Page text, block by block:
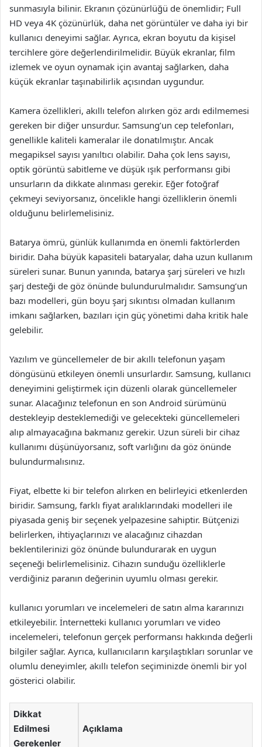
sunmasıyla bilinir. Ekranın çözünürlüğü de önemlidir; Full
HD veya 4K çözünürlük, daha net görüntüler ve daha iyi bir
kullanıcı deneyimi sağlar. Ayrıca, ekran boyutu da kişisel
tercihlere göre değerlendirilmelidir. Büyük ekranlar, film
izlemek ve oyun oynamak için avantaj sağlarken, daha
küçük ekranlar taşınabilirlik açısından uygundur.
Kamera özellikleri, akıllı telefon alırken göz ardı edilmemesi
gereken bir diğer unsurdur. Samsung’un cep telefonları,
genellikle kaliteli kameralar ile donatılmıştır. Ancak
megapiksel sayısı yanıltıcı olabilir. Daha çok lens sayısı,
optik görüntü sabitleme ve düşük ışık performansı gibi
unsurların da dikkate alınması gerekir. Eğer fotoğraf
çekmeyi seviyorsanız, öncelikle hangi özelliklerin önemli
olduğunu belirlemelisiniz.
Batarya ömrü, günlük kullanımda en önemli faktörlerden
biridir. Daha büyük kapasiteli bataryalar, daha uzun kullanım
süreleri sunar. Bunun yanında, batarya şarj süreleri ve hızlı
şarj desteği de göz önünde bulundurulmalıdır. Samsung’un
bazı modelleri, gün boyu şarj sıkıntısı olmadan kullanım
imkanı sağlarken, bazıları için güç yönetimi daha kritik hale
gelebilir.
Yazılım ve güncellemeler de bir akıllı telefonun yaşam
döngüsünü etkileyen önemli unsurlardır. Samsung, kullanıcı
deneyimini geliştirmek için düzenli olarak güncellemeler
sunar. Alacağınız telefonun en son Android sürümünü
destekleyip desteklemediği ve gelecekteki güncellemeleri
alıp almayacağına bakmanız gerekir. Uzun süreli bir cihaz
kullanımı düşünüyorsanız, soft varlığını da göz önünde
bulundurmalısınız.
Fiyat, elbette ki bir telefon alırken en belirleyici etkenlerden
biridir. Samsung, farklı fiyat aralıklarındaki modelleri ile
piyasada geniş bir seçenek yelpazesine sahiptir. Bütçenizi
belirlerken, ihtiyaçlarınızı ve alacağınız cihazdan
beklentilerinizi göz önünde bulundurarak en uygun
seçeneği belirlemelisiniz. Cihazın sunduğu özelliklerle
verdiğiniz paranın değerinin uyumlu olması gerekir.
kullanıcı yorumları ve incelemeleri de satın alma kararınızı
etkileyebilir. İnternetteki kullanıcı yorumları ve video
incelemeleri, telefonun gerçek performansı hakkında değerli
bilgiler sağlar. Ayrıca, kullanıcıların karşılaştıkları sorunlar ve
olumlu deneyimler, akıllı telefon seçiminizde önemli bir yol
gösterici olabilir.
Dikkat
Edilmesi
Gerekenler
Açıklama